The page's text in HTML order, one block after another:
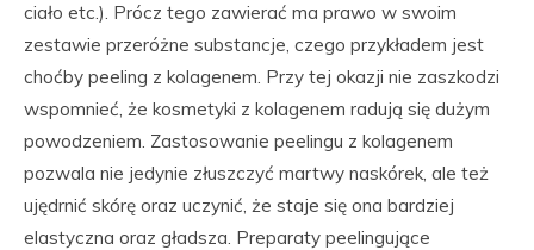
ciało etc.). Prócz tego zawierać ma prawo w swoim
zestawie przeróżne substancje, czego przykładem jest
choćby peeling z kolagenem. Przy tej okazji nie zaszkodzi
wspomnieć, że kosmetyki z kolagenem radują się dużym
powodzeniem. Zastosowanie peelingu z kolagenem
pozwala nie jedynie złuszczyć martwy naskórek, ale też
ujędrnić skórę oraz uczynić, że staje się ona bardziej
elastyczna oraz gładsza. Preparaty peelingujące